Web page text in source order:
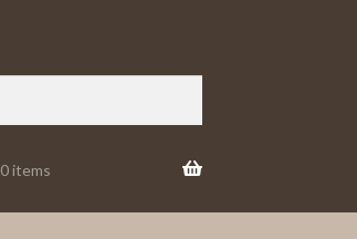
0 items